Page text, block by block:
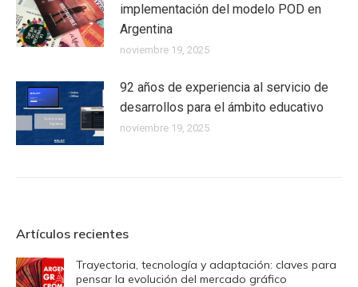
implementación del modelo POD en
Argentina
noviembre 19, 2025
92 años de experiencia al servicio de
desarrollos para el ámbito educativo
noviembre 19, 2025
Artículos recientes
Trayectoria, tecnología y adaptación: claves para
pensar la evolución del mercado gráfico